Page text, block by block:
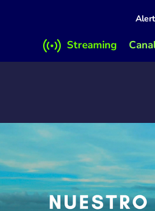
Streaming